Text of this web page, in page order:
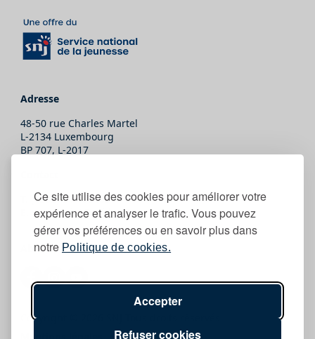
Ce site utilise des cookies pour améliorer votre
expérience et analyser le trafic. Vous pouvez
gérer vos préférences ou en savoir plus dans
notre Politique de cookies.
Accepter
Refuser cookies
Adresse
48-50 rue Charles Martel
L-2134 Luxembourg
BP 707, L-2017
(+352) 247-86465
secretariat@snj.lu
Abonne-toi
Copyright © 2026 SNJ Tous droits réservés